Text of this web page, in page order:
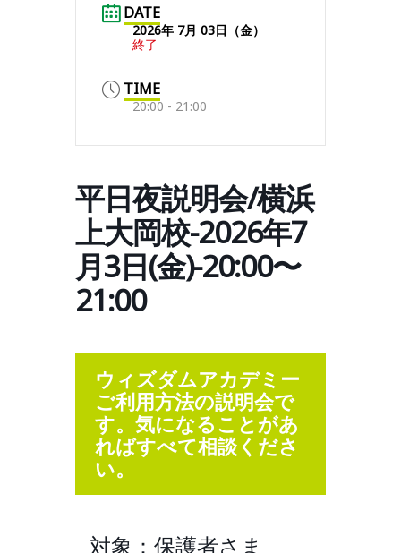
DATE
2026年 7月 03日（金）
終了
TIME
20:00 - 21:00
平日夜説明会/横浜
上大岡校-2026年7
月3日(金)-20:00〜
21:00
ウィズダムアカデミー
ご利用方法の説明会で
す。気になることがあ
ればすべて相談くださ
い。
対象：保護者さま